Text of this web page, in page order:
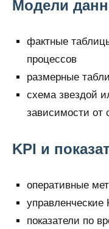
Модели
фактные
процессов
размерные
схема звездой
зависимости от
KPI и
оперативные
показатели по